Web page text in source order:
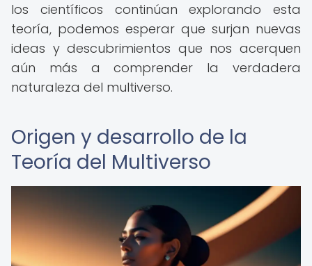
los científicos continúan explorando esta
teoría, podemos esperar que surjan nuevas
ideas y descubrimientos que nos acerquen
aún más a comprender la verdadera
naturaleza del multiverso.
Origen y desarrollo de la
Teoría del Multiverso